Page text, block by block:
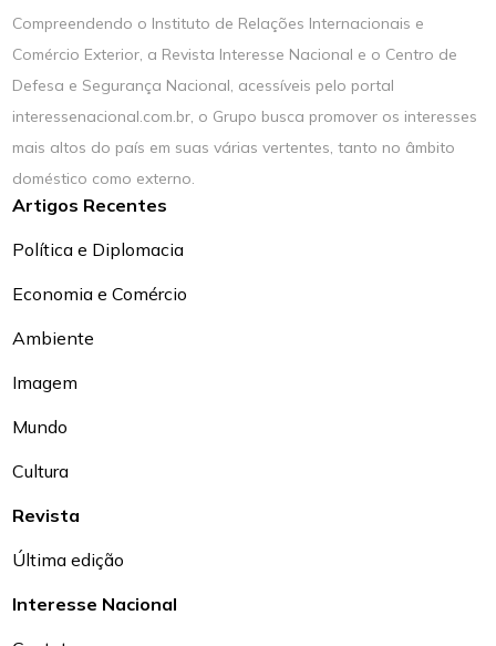
Compreendendo o Instituto de Relações Internacionais e
Comércio Exterior, a Revista Interesse Nacional e o Centro de
Defesa e Segurança Nacional, acessíveis pelo portal
interessenacional.com.br, o Grupo busca promover os interesses
mais altos do país em suas várias vertentes, tanto no âmbito
doméstico como externo.
Artigos Recentes
Política e Diplomacia
Economia e Comércio
Ambiente
Imagem
Mundo
Cultura
Revista
Última edição
Interesse Nacional